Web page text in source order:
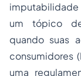
um tópico
quando suas
consumidores
uma